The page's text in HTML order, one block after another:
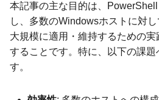
本記事の主な目的は、
し、多数のWindowsホストに対
大規模に適用・維持するための
することです。特に、以下の課題
す。